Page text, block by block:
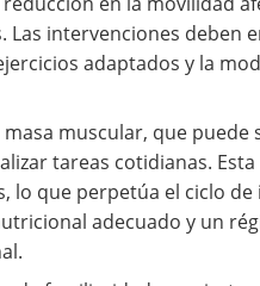
Las intervenciones
adaptados y la
masa muscular, que
tareas cotidianas.
lo que perpetúa el ciclo
adecuado y un